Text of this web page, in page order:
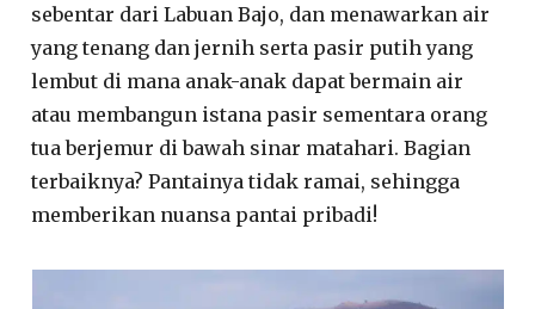
sebentar dari Labuan Bajo, dan menawarkan air
yang tenang dan jernih serta pasir putih yang
lembut di mana anak-anak dapat bermain air
atau membangun istana pasir sementara orang
tua berjemur di bawah sinar matahari. Bagian
terbaiknya? Pantainya tidak ramai, sehingga
memberikan nuansa pantai pribadi!